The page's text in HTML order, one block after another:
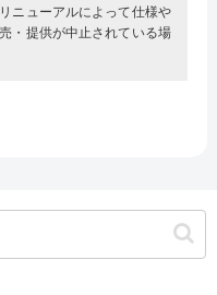
ニューアルによって仕様や
・提供が中止されている場